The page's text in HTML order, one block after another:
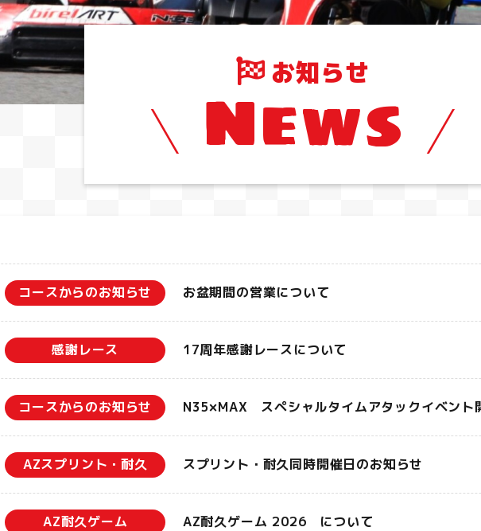
お知らせ
News
コースからのお知らせ お盆期間の営業について
感謝レース 17周年感謝レースについて
コースからのお知らせ N35×MAX スペシャルタイムアタックイベント
AZスプリント・耐久 スプリント・耐久同時開催日のお知らせ
AZ耐久ゲーム AZ耐久ゲーム 2026 について